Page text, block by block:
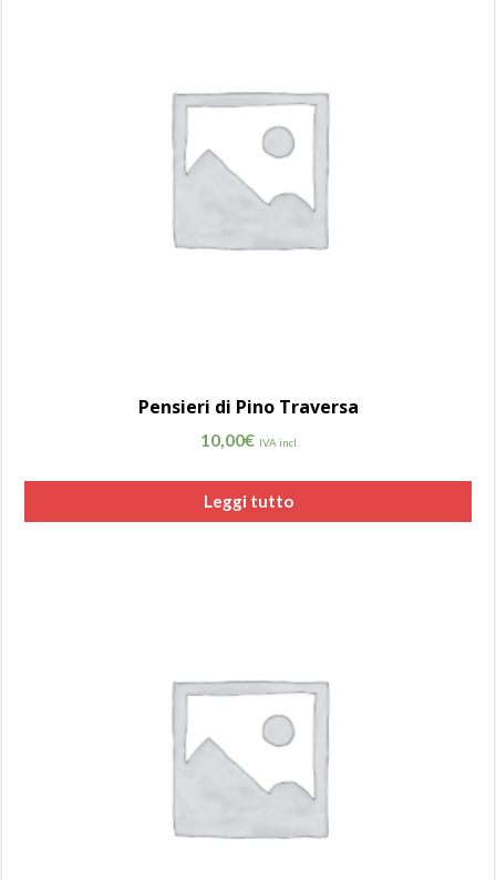
Pensieri di Pino Traversa
10,00€ IVA incl.
Leggi tutto